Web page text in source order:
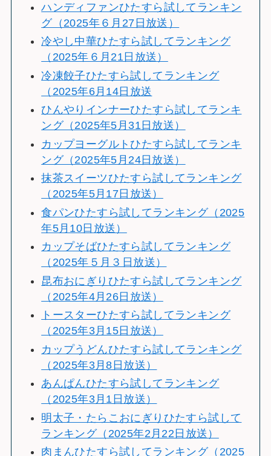
ハンディファンひたすら試してランキン
グ（2025年６月27日放送）
冷やし中華ひたすら試してランキング
（2025年６月21日放送）
冷凍餃子ひたすら試してランキング
（2025年6月14日放送
ひんやりインナーひたすら試してランキ
ング（2025年5月31日放送）
カップヨーグルトひたすら試してランキ
ング（2025年5月24日放送）
抹茶スイーツひたすら試してランキング
（2025年5月17日放送）
食パンひたすら試してランキング（2025
年5月10日放送）
カップそばひたすら試してランキング
（2025年５月３日放送）
昆布おにぎりひたすら試してランキング
（2025年4月26日放送）
トースターひたすら試してランキング
（2025年3月15日放送）
カップうどんひたすら試してランキング
（2025年3月8日放送）
あんぱんひたすら試してランキング
（2025年3月1日放送）
明太子・たらこおにぎりひたすら試して
ランキング（2025年2月22日放送）
肉まんひたすら試してランキング（2025